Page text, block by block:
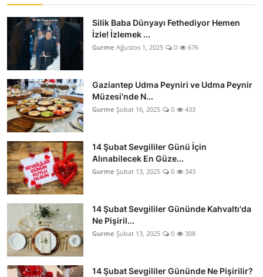
Silik Baba Dünyayı Fethediyor Hemen
İzle! İzlemek ...
Gurme Ağustos 1, 2025 0 676
Gaziantep Udma Peyniri ve Udma Peynir
Müzesi'nde N...
Gurme Şubat 16, 2025 0 433
14 Şubat Sevgililer Günü İçin
Alınabilecek En Güze...
Gurme Şubat 13, 2025 0 343
14 Şubat Sevgililer Gününde Kahvaltı'da
Ne Pişiril...
Gurme Şubat 13, 2025 0 308
14 Şubat Sevgililer Gününde Ne Pişirilir?